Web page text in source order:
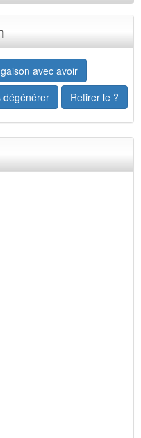
avec avoir
dégénérer Retirer le ?